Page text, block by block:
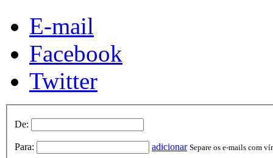
E-mail
Facebook
Twitter
De:
Para: adicionar Separe os e-mails com